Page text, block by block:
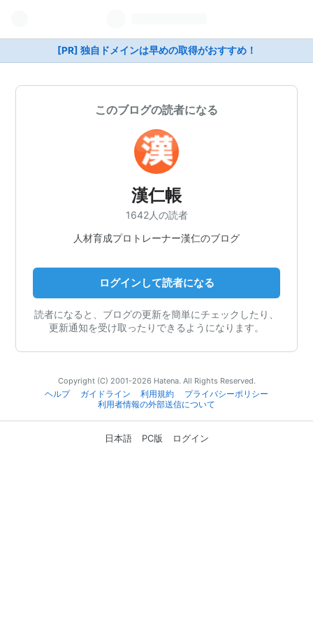
[PR] 独自ドメインは早めの取得がおすすめ！
このブログの読者になる
漢仁帳
1642人の読者
人材育成プロトレーナー漢仁のブログ
ログインして読者になる
読者になると、ブログの更新を簡単にチェックしたり、
更新通知を受け取ったりできるようになります。
Copyright (C) 2001-2026 Hatena. All Rights Reserved.
ヘルプ
ガイドライン 利用規約
プライバシーポリシー
利用者情報の外部送信について
日本語 PC版 ログイン